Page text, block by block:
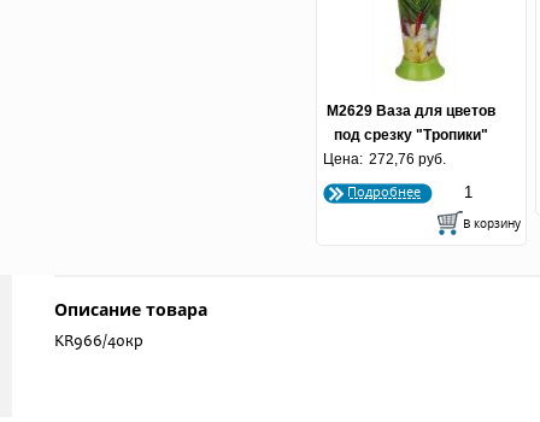
М2629 Ваза для цветов
под срезку "Тропики"
Цена: 272,76 руб.
Подробнее
Описание товара
KR966/40кр